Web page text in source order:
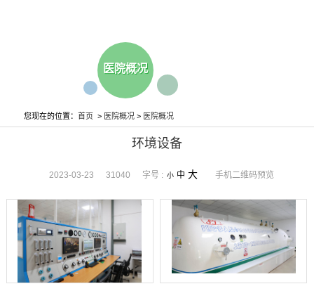
医院概况
您现在的位置： 首页> 医院概况> 医院概况
环境设备
2023-03-23 31040 字号 : 小 中 大 手机二维码预览